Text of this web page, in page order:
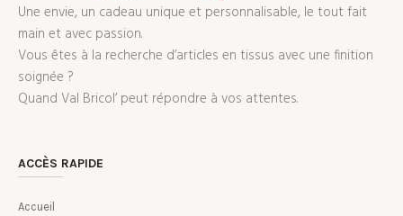
Une envie, un cadeau unique et personnalisable, le tout fait
main et avec passion.
Vous êtes à la recherche d’articles en tissus avec une finition
soignée ?
Quand Val Bricol’ peut répondre à vos attentes.
ACCÈS RAPIDE
Accueil